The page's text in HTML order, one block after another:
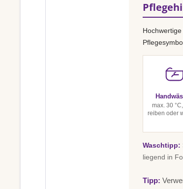
max. 30
reiben oder
Waschtipp:
liegend in
Tipp: